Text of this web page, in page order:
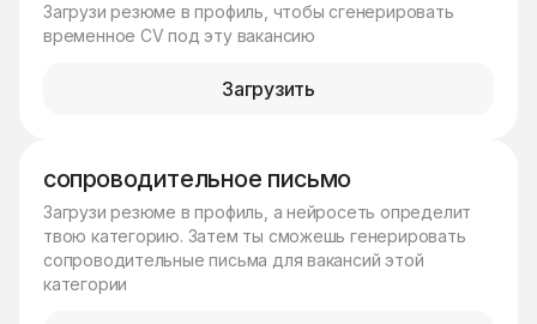
Загрузи резюме в профиль, чтобы сгенерировать
временное CV под эту вакансию
Загрузить
сопроводительное письмо
Загрузи резюме в профиль, а нейросеть определит
твою категорию. Затем ты сможешь генерировать
сопроводительные письма для вакансий этой
категории